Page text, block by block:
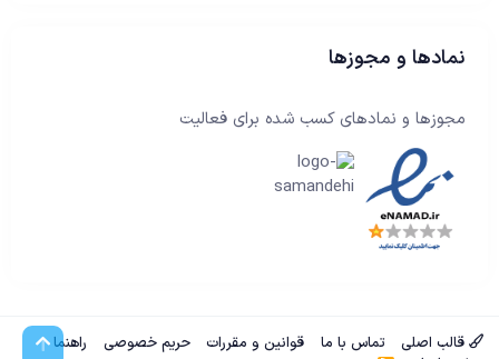
نمادها و مجوزها
مجوزها و نمادهای کسب شده برای فعالیت
قالب اصلی تماس با ما قوانین و مقررات حریم خصوصی
راهنما
بالا